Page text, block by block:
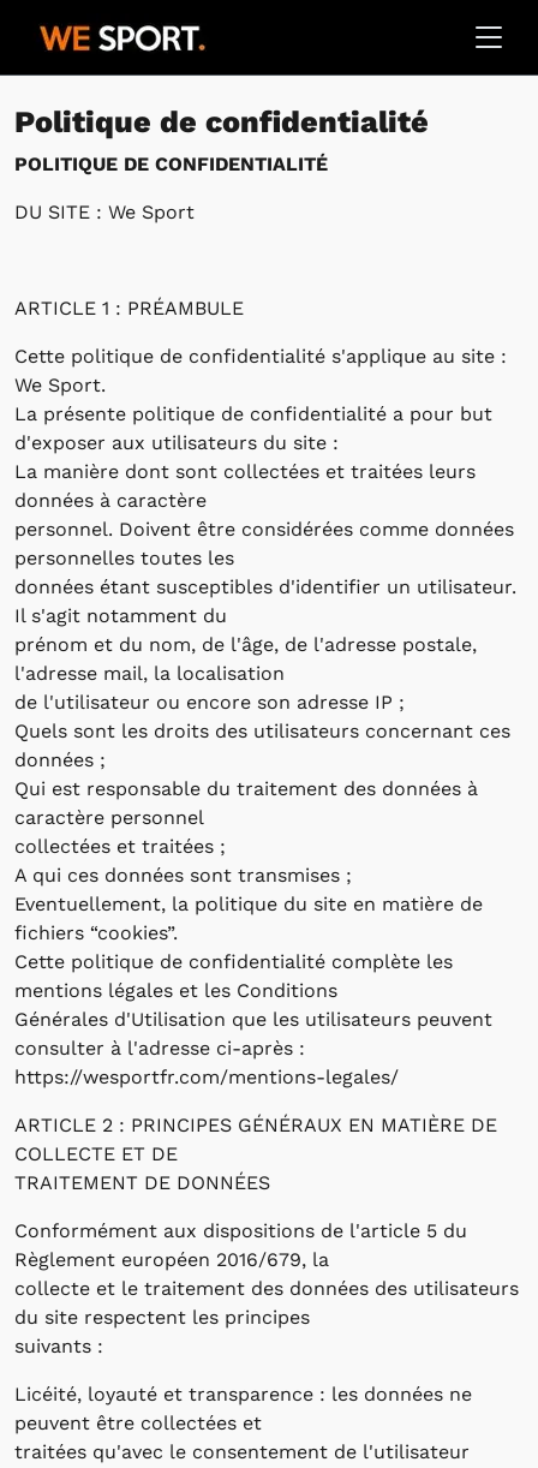
Politique de confidentialité
POLITIQUE DE CONFIDENTIALITÉ
DU SITE : We Sport
ARTICLE 1 : PRÉAMBULE
Cette politique de confidentialité s'applique au site :
We Sport.
La présente politique de confidentialité a pour but
d'exposer aux utilisateurs du site :
La manière dont sont collectées et traitées leurs
données à caractère
personnel. Doivent être considérées comme données
personnelles toutes les
données étant susceptibles d'identifier un utilisateur.
Il s'agit notamment du
prénom et du nom, de l'âge, de l'adresse postale,
l'adresse mail, la localisation
de l'utilisateur ou encore son adresse IP ;
Quels sont les droits des utilisateurs concernant ces
données ;
Qui est responsable du traitement des données à
caractère personnel
collectées et traitées ;
A qui ces données sont transmises ;
Eventuellement, la politique du site en matière de
fichiers “cookies”.
Cette politique de confidentialité complète les
mentions légales et les Conditions
Générales d'Utilisation que les utilisateurs peuvent
consulter à l'adresse ci-après :
https://wesportfr.com/mentions-legales/
ARTICLE 2 : PRINCIPES GÉNÉRAUX EN MATIÈRE DE
COLLECTE ET DE
TRAITEMENT DE DONNÉES
Conformément aux dispositions de l'article 5 du
Règlement européen 2016/679, la
collecte et le traitement des données des utilisateurs
du site respectent les principes
suivants :
Licéité, loyauté et transparence : les données ne
peuvent être collectées et
traitées qu'avec le consentement de l'utilisateur